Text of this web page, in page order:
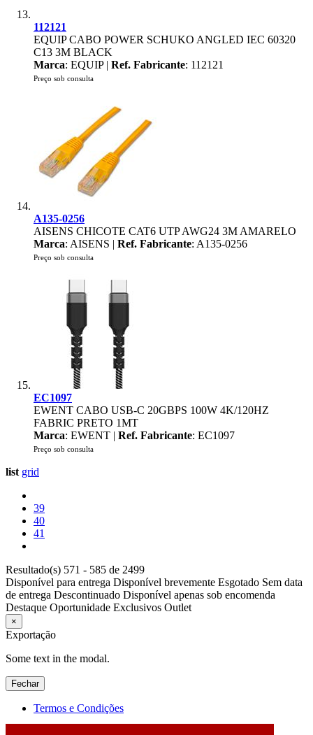
112121
EQUIP CABO POWER SCHUKO ANGLED IEC 60320
C13 3M BLACK
Marca: EQUIP | Ref. Fabricante: 112121
Preço sob consulta
A135-0256
AISENS CHICOTE CAT6 UTP AWG24 3M AMARELO
Marca: AISENS | Ref. Fabricante: A135-0256
Preço sob consulta
EC1097
EWENT CABO USB-C 20GBPS 100W 4K/120HZ
FABRIC PRETO 1MT
Marca: EWENT | Ref. Fabricante: EC1097
Preço sob consulta
list grid
39
40
41
Resultado(s) 571 - 585 de 2499
Disponível para entrega Disponível brevemente Esgotado Sem data
de entrega Descontinuado Disponível apenas sob encomenda
Destaque Oportunidade Exclusivos Outlet
×
Exportação
Some text in the modal.
Fechar
Termos e Condições